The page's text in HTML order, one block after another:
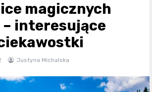
magicznych
– interesujące
Justyna Michalska